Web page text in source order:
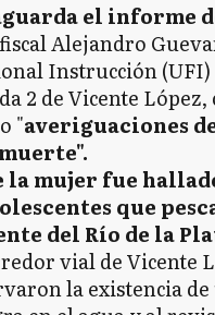
el informe
Alejandro
Instrucción (UFI)
2 de Vicente
"averiguaciones
la mujer fue
que
del Río de la
vial de Vicente
la existencia